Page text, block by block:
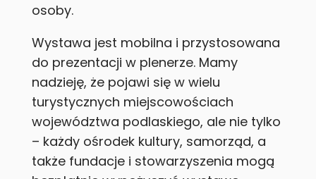
osoby.
Wystawa jest mobilna i przystosowana
do prezentacji w plenerze. Mamy
nadzieję, że pojawi się w wielu
turystycznych miejscowościach
województwa podlaskiego, ale nie tylko
– każdy ośrodek kultury, samorząd, a
także fundacje i stowarzyszenia mogą